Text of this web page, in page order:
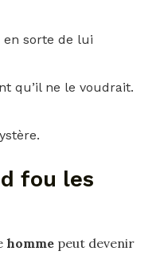
en sorte de lui
qu’il ne le voudrait.
fou les
homme peut devenir